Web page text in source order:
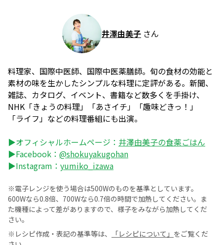
井澤由美子 さん
料理家、国際中医師、国際中医薬膳師。旬の食材の効能と
素材の味を生かしたシンプルな料理に定評がある。新聞、
雑誌、カタログ、イベント、書籍など数多くを手掛け、
NHK「きょうの料理」「あさイチ」「趣味どきっ！」
「ライフ」などの料理番組にも出演。
▶オフィシャルホームページ： 井澤由美子の食薬ごはん
▶Facebook： @shokuyakugohan
▶Instagram： yumiko_izawa
※電子レンジを使う場合は500Wのものを基準としています。
600Wなら0.8倍、700Wなら0.7倍の時間で加熱してください。ま
た機種によって差がありますので、様子をみながら加熱してくだ
さい。
※レシピ作成・表記の基準等は、
「レシピについて」 をご覧くだ